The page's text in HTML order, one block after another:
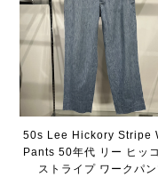
50s Lee Hickory Stripe
Pants 50年代 リー ヒッ
ストライプ ワークパン